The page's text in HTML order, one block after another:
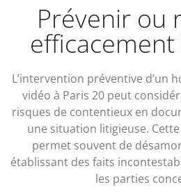
Prévenir ou
L’intervention préventive d’un
vidéo à Paris 20 peut
risques de contentieux en
une situation litigieuse.
permet souvent de
établissant des faits
les parties